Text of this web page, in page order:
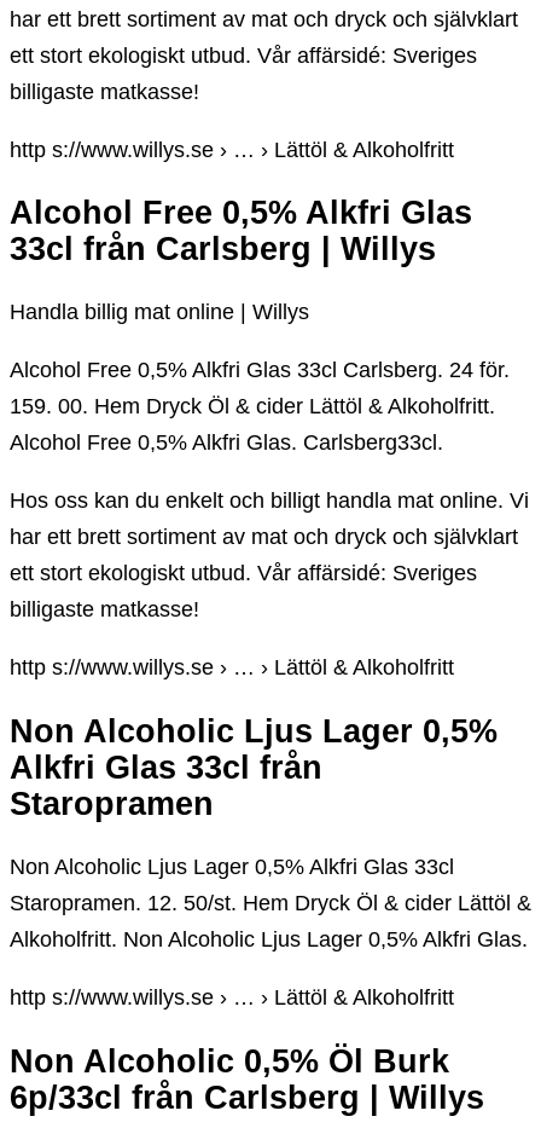
har ett brett sortiment av mat och dryck och självklart
ett stort ekologiskt utbud. Vår affärsidé: Sveriges
billigaste matkasse!
http s://www.willys.se › … › Lättöl & Alkoholfritt
Alcohol Free 0,5% Alkfri Glas
33cl från Carlsberg | Willys
Handla billig mat online | Willys
Alcohol Free 0,5% Alkfri Glas 33cl Carlsberg. 24 för.
159. 00. Hem Dryck Öl & cider Lättöl & Alkoholfritt.
Alcohol Free 0,5% Alkfri Glas. Carlsberg33cl.
Hos oss kan du enkelt och billigt handla mat online. Vi
har ett brett sortiment av mat och dryck och självklart
ett stort ekologiskt utbud. Vår affärsidé: Sveriges
billigaste matkasse!
http s://www.willys.se › … › Lättöl & Alkoholfritt
Non Alcoholic Ljus Lager 0,5%
Alkfri Glas 33cl från
Staropramen
Non Alcoholic Ljus Lager 0,5% Alkfri Glas 33cl
Staropramen. 12. 50/st. Hem Dryck Öl & cider Lättöl &
Alkoholfritt. Non Alcoholic Ljus Lager 0,5% Alkfri Glas.
http s://www.willys.se › … › Lättöl & Alkoholfritt
Non Alcoholic 0,5% Öl Burk
6p/33cl från Carlsberg | Willys